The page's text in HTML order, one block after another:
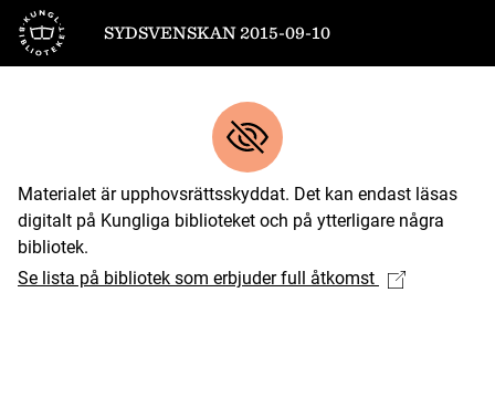
Till startsidan
SYDSVENSKAN 2015-09-10
Materialet är upphovsrättsskyddat. Det kan endast läsas
digitalt på Kungliga biblioteket och på ytterligare några
bibliotek.
Se lista på bibliotek som erbjuder full åtkomst